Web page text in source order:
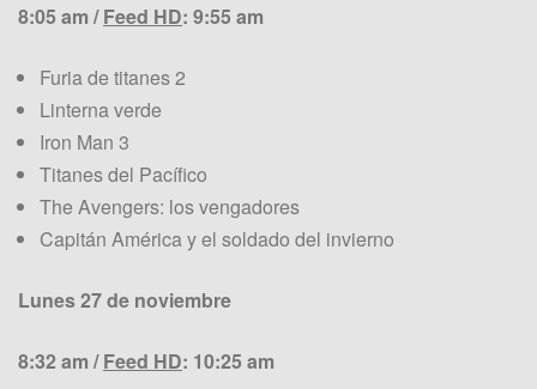
8:05 am /Feed HD: 9:55 am
Furia de titanes 2
Linterna verde
Iron Man 3
Titanes del Pacífico
The Avengers: los vengadores
Capitán América y el soldado del invierno
Lunes 27 de noviembre
8:32 am /Feed HD: 10:25 am